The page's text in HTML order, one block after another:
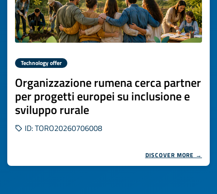
Technology offer
Organizzazione rumena cerca partner
per progetti europei su inclusione e
sviluppo rurale
ID: TORO20260706008
DISCOVER MORE →